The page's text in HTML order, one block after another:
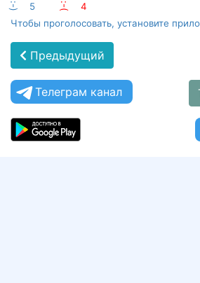
:-) 5 :-(
4
Чтобы проголосовать, установите
Предыдущий
Телеграм канал